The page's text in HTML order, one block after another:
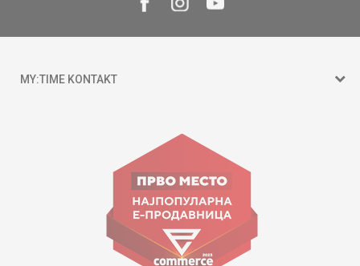
MY:TIME KONTAKT
Goce Nikolovski 74 Shkup
contact@mytime.mk
Orari i punës:
09:00 - 17:00